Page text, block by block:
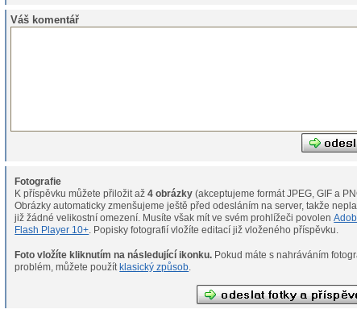
Váš komentář
Fotografie
K příspěvku můžete přiložit až4 obrázky (akceptujeme formát JPEG, GIF a
Obrázky automaticky zmenšujeme ještě před odesláním na server, takže
již žádné velikostní omezení. Musíte však mít ve svém prohlížeči povolen
Flash Player 10+ . Popisky fotografií vložíte editací již vloženého příspěvku.
Foto vložíte kliknutím na následující ikonku.
problém, můžete použít klasický způsob.